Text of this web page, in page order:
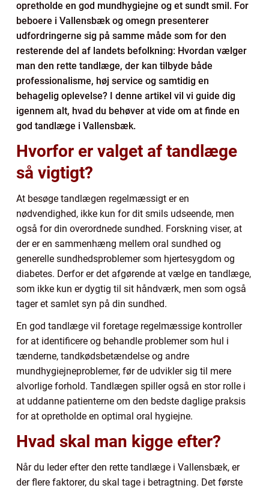
opretholde en god mundhygiejne og et sundt smil. For
beboere i Vallensbæk og omegn presenterer
udfordringerne sig på samme måde som for den
resterende del af landets befolkning: Hvordan vælger
man den rette tandlæge, der kan tilbyde både
professionalisme, høj service og samtidig en
behagelig oplevelse? I denne artikel vil vi guide dig
igennem alt, hvad du behøver at vide om at finde en
god tandlæge i Vallensbæk.
Hvorfor er valget af tandlæge
så vigtigt?
At besøge tandlægen regelmæssigt er en
nødvendighed, ikke kun for dit smils udseende, men
også for din overordnede sundhed. Forskning viser, at
der er en sammenhæng mellem oral sundhed og
generelle sundhedsproblemer som hjertesygdom og
diabetes. Derfor er det afgørende at vælge en tandlæge,
som ikke kun er dygtig til sit håndværk, men som også
tager et samlet syn på din sundhed.
En god tandlæge vil foretage regelmæssige kontroller
for at identificere og behandle problemer som hul i
tænderne, tandkødsbetændelse og andre
mundhygiejneproblemer, før de udvikler sig til mere
alvorlige forhold. Tandlægen spiller også en stor rolle i
at uddanne patienterne om den bedste daglige praksis
for at opretholde en optimal oral hygiejne.
Hvad skal man kigge efter?
Når du leder efter den rette tandlæge i Vallensbæk, er
der flere faktorer, du skal tage i betragtning. Det første